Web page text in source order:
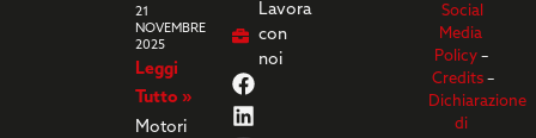
21
NOVEMBRE
2025
Leggi
Tutto »
Motori
Lavora
con
noi
Social
Media
Policy–
Credits–
Dichiarazione
di